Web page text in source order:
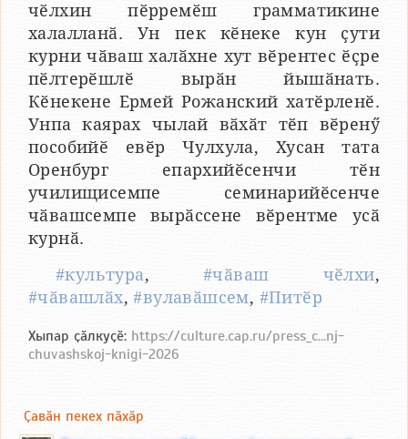
чӗлхин пӗрремӗш грамматикине
халалланӑ. Ун пек кӗнеке кун ҫути
курни чӑваш халӑхне хут вӗрентес ӗҫре
пӗлтерӗшлӗ вырӑн йышӑнать.
Кӗнекене Ермей Рожанский хатӗрленӗ.
Унпа каярах чылай вӑхӑт тӗп вӗренӳ
пособийӗ евӗр Чулхула, Хусан тата
Оренбург епархийӗсенчи тӗн
училищисемпе семинарийӗсенче
чӑвашсемпе вырӑссене вӗрентме усӑ
курнӑ.
#культура,#чӑваш чӗлхи,
#чӑвашлӑх,#вулавӑшсем, #Питӗр
Хыпар ҫӑлкуҫӗ: https://culture.cap.ru/press_c...nj-
chuvashskoj-knigi-2026
Ҫавӑн пекех пӑхӑр